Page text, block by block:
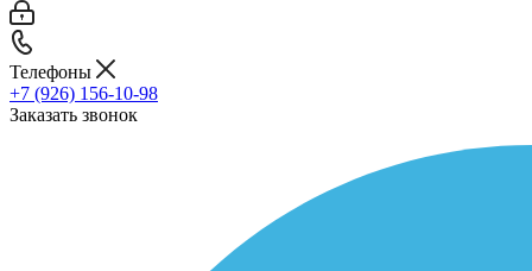
Телефоны
+7 (926) 156-10-98
Заказать звонок